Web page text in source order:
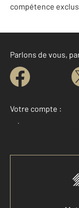
compétence
Parlons de vous,
Votre compte :